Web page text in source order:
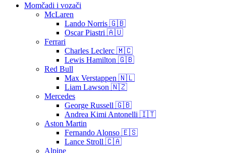
Momčadi i vozači
McLaren
Lando Norris 🇬🇧
Oscar Piastri 🇦🇺
Ferrari
Charles Leclerc 🇲🇨
Lewis Hamilton 🇬🇧
Red Bull
Max Verstappen 🇳🇱
Liam Lawson 🇳🇿
Mercedes
George Russell 🇬🇧
Andrea Kimi Antonelli 🇮🇹
Aston Martin
Fernando Alonso 🇪🇸
Lance Stroll 🇨🇦
Alpine